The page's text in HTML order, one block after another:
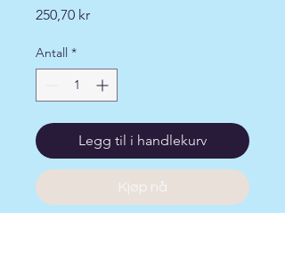
250,70 krPris
Antall *
Legg til i handlekurv
Kjøp nå